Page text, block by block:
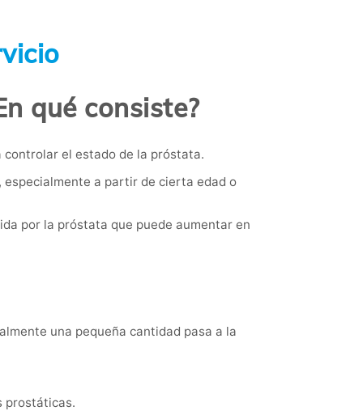
qué consiste?
controlar el estado de la próstata.
especialmente a partir de cierta edad o
por la próstata que puede aumentar en
una pequeña cantidad pasa a la
prostáticas.